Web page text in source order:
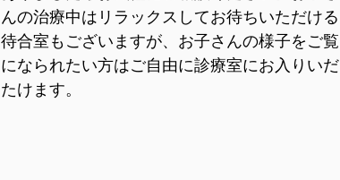
んの治療中はリラックスしてお待ちいただける
待合室もございますが、お子さんの様子をご覧
になられたい方はご自由に診療室にお入りいだ
たけます。